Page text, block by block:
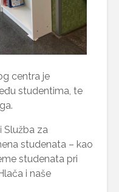
centra je
studentima, te
Služba za
studenata – kao
studenata pri
i naše